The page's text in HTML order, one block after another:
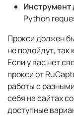
Инструмент
Python
Прокси должен
не подойдут, так
Если у вас нет
прокси от
работы с
себя на сайтах
доступные